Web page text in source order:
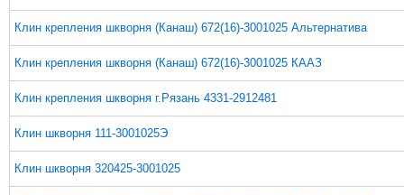
Клин крепления шкворня (Канаш) 672(16)-3001025 Альтернатива
Клин крепления шкворня (Канаш) 672(16)-3001025 КААЗ
Клин крепления шкворня г.Рязань 4331-2912481
Клин шкворня 111-3001025Э
Клин шкворня 320425-3001025